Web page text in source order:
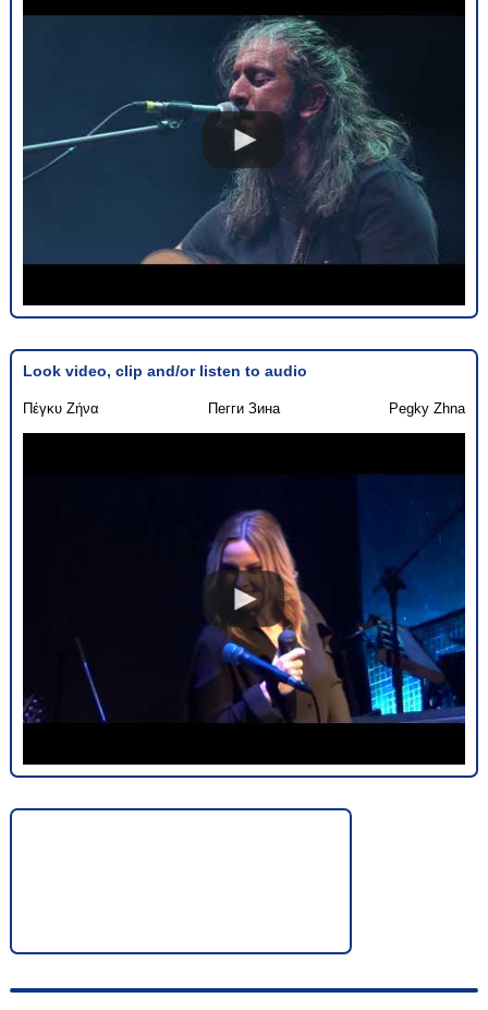
Look video, clip and/or listen to audio
Πέγκυ Ζήνα Пегги Зина Pegky Zhna